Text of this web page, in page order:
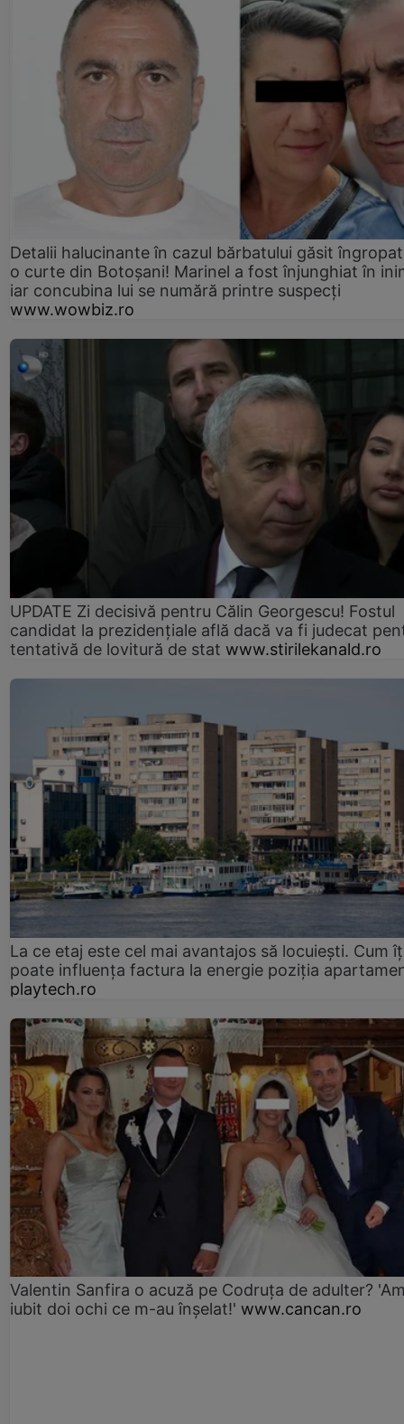
Detalii halucinante în cazul bărbatului găsit
o curte din Botoșani! Marinel a fost înjunghiat în
iar concubina lui se numără printre suspecți
www.wowbiz.ro
UPDATE Zi decisivă pentru Călin Georgescu! Fostul
candidat la prezidențiale află dacă va fi judecat
tentativă de lovitură de stat www.stirilekanald.ro
La ce etaj este cel mai avantajos să locuiești. Cum
poate influența factura la energie poziția
playtech.ro
Valentin Sanfira o acuză pe Codruța de adulter?
iubit doi ochi ce m-au înșelat!' www.cancan.ro